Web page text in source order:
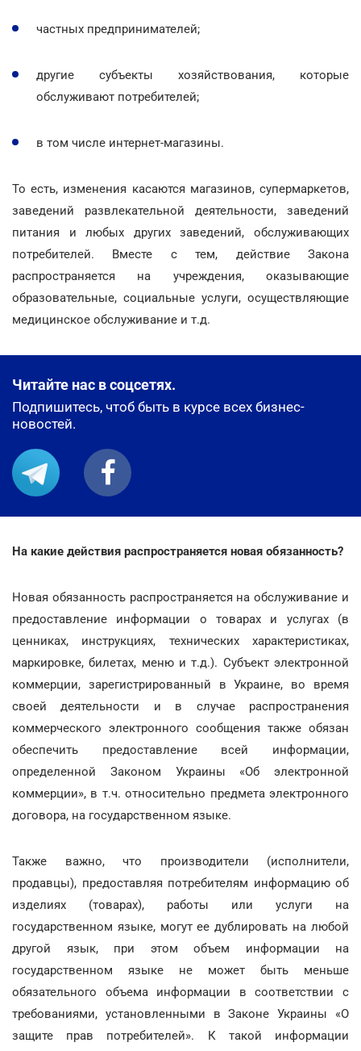
частных предпринимателей;
другие субъекты хозяйствования, которые
обслуживают потребителей;
в том числе интернет-магазины.
То есть, изменения касаются магазинов, супермаркетов,
заведений развлекательной деятельности, заведений
питания и любых других заведений, обслуживающих
потребителей. Вместе с тем, действие Закона
распространяется на учреждения, оказывающие
образовательные, социальные услуги, осуществляющие
медицинское обслуживание и т.д.
Читайте нас в соцсетях.
Подпишитесь, чтоб быть в курсе всех бизнес-
новостей.
На какие действия распространяется новая обязанность?
Новая обязанность распространяется на обслуживание и
предоставление информации о товарах и услугах (в
ценниках, инструкциях, технических характеристиках,
маркировке, билетах, меню и т.д.). Субъект электронной
коммерции, зарегистрированный в Украине, во время
своей деятельности и в случае распространения
коммерческого электронного сообщения также обязан
обеспечить предоставление всей информации,
определенной Законом Украины «Об электронной
коммерции», в т.ч. относительно предмета электронного
договора, на государственном языке.
Также важно, что производители (исполнители,
продавцы), предоставляя потребителям информацию об
изделиях (товарах), работы или услуги на
государственном языке, могут ее дублировать на любой
другой язык, при этом объем информации на
государственном языке не может быть меньше
обязательного объема информации в соответствии с
требованиями, установленными в Законе Украины «О
защите прав потребителей». К такой информации